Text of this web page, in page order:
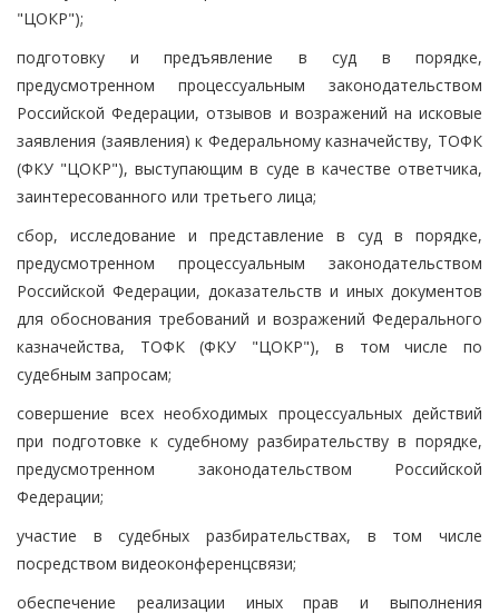
"ЦОКР");
подготовку и предъявление в суд в порядке,
предусмотренном процессуальным законодательством
Российской Федерации, отзывов и возражений на исковые
заявления (заявления) к Федеральному казначейству, ТОФК
(ФКУ "ЦОКР"), выступающим в суде в качестве ответчика,
заинтересованного или третьего лица;
сбор, исследование и представление в суд в порядке,
предусмотренном процессуальным законодательством
Российской Федерации, доказательств и иных документов
для обоснования требований и возражений Федерального
казначейства, ТОФК (ФКУ "ЦОКР"), в том числе по
судебным запросам;
совершение всех необходимых процессуальных действий
при подготовке к судебному разбирательству в порядке,
предусмотренном законодательством Российской
Федерации;
участие в судебных разбирательствах, в том числе
посредством видеоконференцсвязи;
обеспечение реализации иных прав и выполнения